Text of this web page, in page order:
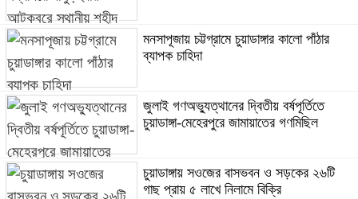
মনসাপূজায় চট্টগ্রামে চুয়াডাঙ্গার কালো পাঁঠার
ব্যাপক চাহিদা
জুলাই গণঅভ্যুত্থানের দ্বিতীয় বর্ষপূর্তিতে
চুয়াডাঙ্গা-মেহেরপুরে জামায়াতের গণমিছিল
চুয়াডাঙ্গায় সওজের বাসভবন ও সড়কের ২৬টি
গাছ প্রায় ৫ লাখে নিলামে বিক্রি